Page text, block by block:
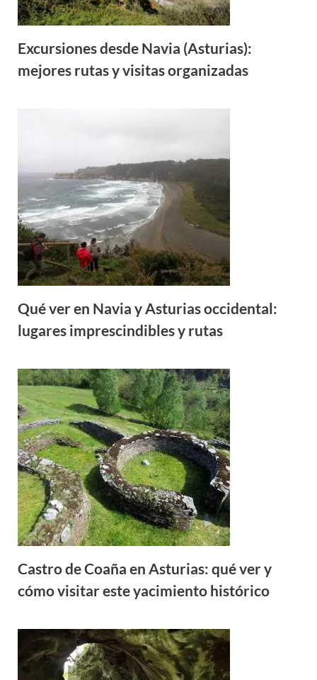
Excursiones desde Navia (Asturias):
mejores rutas y visitas organizadas
Qué ver en Navia y Asturias occidental:
lugares imprescindibles y rutas
Castro de Coaña en Asturias: qué ver y
cómo visitar este yacimiento histórico